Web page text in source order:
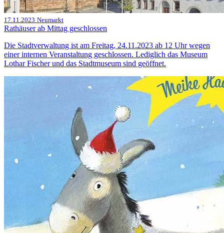
17.11.2023 Neumarkt
Rathäuser ab Mittag geschlossen
Die Stadtverwaltung ist am Freitag, 24.11.2023 ab 12 Uhr wegen
einer internen Veranstaltung geschlossen. Lediglich das Museum
Lothar Fischer und das Stadtmuseum sind geöffnet.